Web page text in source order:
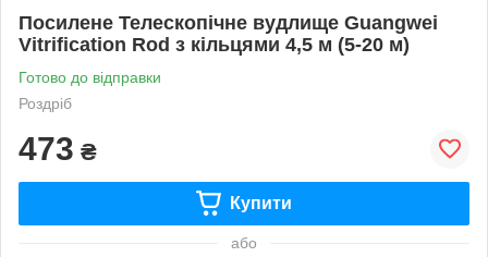
Посилене Телескопічне вудлище Guangwei
Vitrification Rod з кільцями 4,5 м (5-20 м)
Готово до відправки
Роздріб
473 ₴
Купити
або